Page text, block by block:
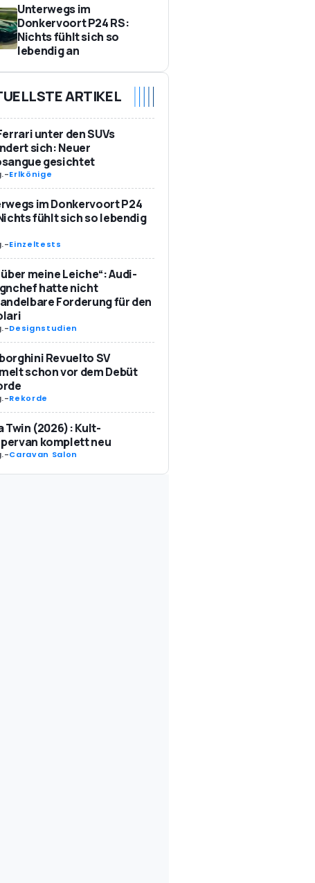
Unterwegs im
Donkervoort P24 RS:
Nichts fühlt sich so
lebendig an
ARTIKEL
unter den SUVs
sich: Neuer
gesichtet
-Erlkönige
im Donkervoort P24
fühlt sich so lebendig
-Einzeltests
über meine Leiche“: Audi-
hatte nicht
Forderung für den
-Designstudien
Revuelto SV
schon vor dem Debüt
-Rekorde
Twin (2026): Kult-
komplett neu
-Caravan Salon